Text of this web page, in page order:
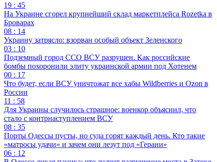
19 : 45
На Украине сгорел крупнейший склад маркетплейса Rozetka в
Броварах
08 : 14
Украину затрясло: взорван особый объект Зеленского
03 : 10
Подземный город ССО ВСУ разрушен. Как российские
бомбы похоронили элиту украинской армии под Хотенем
00 : 17
Что будет, если ВСУ уничтожат все хабы Wildberries и Ozon в
России
11 : 58
Для Украины случилось страшное: военкор объяснил, что
стало с контрнаступлением ВСУ
08 : 35
Порты Одессы пусты, но суда горят каждый день. Кто такие
«матросы удачи» и зачем они лезут под «Герани»
06 : 12